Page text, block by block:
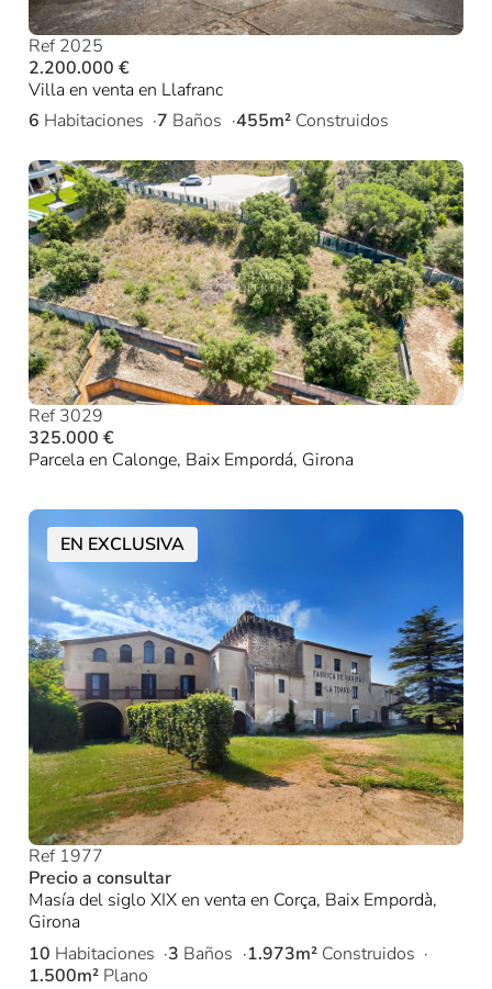
Ref 2025
2.200.000 €
Villa en venta en Llafranc
6 Habitaciones 7 Baños 455m² Construidos
Ref 3029
325.000 €
Parcela en Calonge, Baix Empordá, Girona
EN EXCLUSIVA
Ref 1977
Precio a consultar
Masía del siglo XIX en venta en Corça, Baix Empordà,
Girona
10 Habitaciones 3 Baños 1.973m² Construidos
1.500m² Plano